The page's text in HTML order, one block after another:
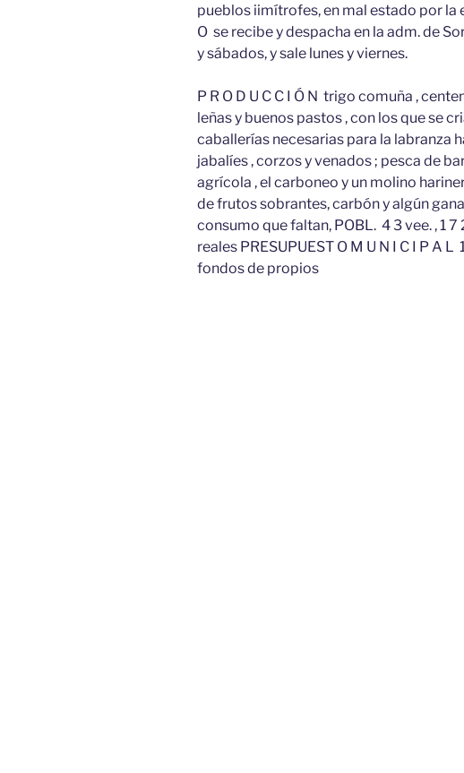
pueblos iimítrofes, en mal estado por la
O se recibe y despacha en la adm. de
y sábados, y sale lunes y viernes.
P R O D U C C I Ó N trigo comuña ,
leñas y buenos pastos , con los que se
caballerías necesarias para la labranza
jabalíes , corzos y venados ; pesca de
agrícola , el carboneo y un molino
de frutos sobrantes, carbón y algún
consumo que faltan, POBL. 4 3 vee. , 1 7
reales PRESUPUEST O M U N I C I P A L
fondos de propios